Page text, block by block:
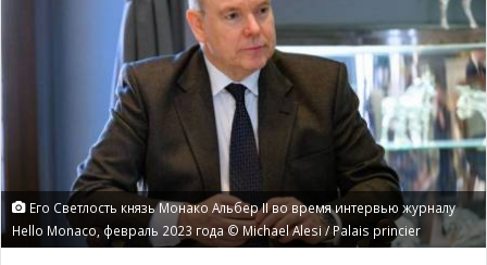
Его Светлость князь Монако Альбер II во время интервью журналу
Hello Monaco, февраль 2023 года © Michael Alesi / Palais princier